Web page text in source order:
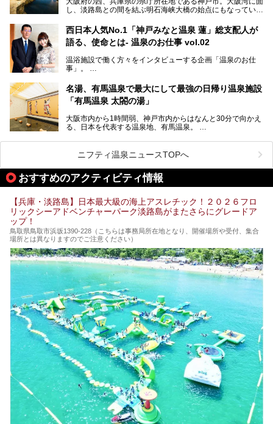
の観光スポットをピックアップ。温泉やご当地グルメなどを
盛り込んだ日帰り観光モデルコースも紹介しているので、ぜ
し、淡路島との間を結ぶ明石海峡大橋の始点にもなっていま
華街をはじめ、きらびやかに発展したハーバーランドなど、
人気観光スポットもめじろ押しです。
そして、温泉好きの視点から見ると、神戸市といえば何とい
湯です。そのお湯をリーズナブルに体験できる健康ランドや
スーパー銭湯があったら……。今回はそんな希望に沿う施設
きます！
西日本人気No.1「神戸みなと温泉 蓮」総支配人が
語る、使命とは- 温泉のお仕事 vol.02
温浴施設で働く方々をインタビューする企画「温泉のお仕
事」。
ング西日本1位、2年連続「ベストオブ宿泊賞」に輝いた
「神戸みなと温泉 蓮」の魅力に迫りました！
名湯、有馬温泉で最大にして最強の日帰り温泉施設
「有馬温泉 太閤の湯」
大阪市内から1時間弱、神戸市内からはなんと30分で向かえ
る、日本を代表する温泉地、有馬温泉。
有名な「金泉」と「銀泉」に加え、人工のの炭酸泉まで楽し
める、ある意味「最強」ともいえる施設です。
今回は自慢のお湯をメインにその魅力の数々を紹介します！
ニフティ温泉ニュースTOPへ
おすすめのアクティビティ情報
【兵庫・淡路島】日本最大級の海上アスレチック！２０２６フロ
リックシーアドベンチャーパーク淡路島がまたさらにグレードア
ップ！
鳥取県鳥取市浜坂1390‐228（こちらは事務局所在地となり、開催場所や受付、集合
場所とは異なりますのでご注意ください）